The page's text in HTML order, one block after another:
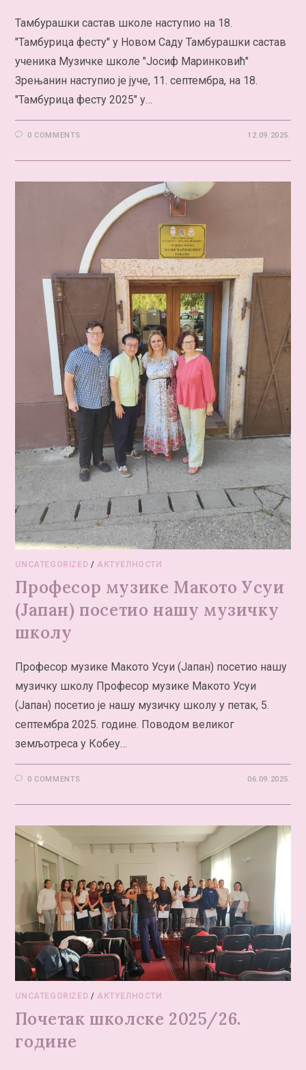
Тамбурашки састав школе наступио на 18.
"Тамбурица фесту" у Новом Саду Тамбурашки састав
ученика Музичке школе "Јосиф Маринковић"
Зрењанин наступио је јуче, 11. септембра, на 18.
"Тамбурица фесту 2025" у…
0 COMMENTS 12.09.2025.
UNCATEGORIZED / АКТУЕЛНОСТИ
Професор музике Макото Усуи
(Јапан) посетио нашу музичку
школу
Професор музике Макото Усуи (Јапан) посетио нашу
музичку школу Професор музике Макото Усуи
(Јапан) посетио је нашу музичку школу у петак, 5.
септембра 2025. године. Поводом великог
земљотреса у Кобеу…
0 COMMENTS 06.09.2025.
UNCATEGORIZED / АКТУЕЛНОСТИ
Почетак школске 2025/26.
године